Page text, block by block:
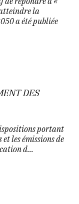
la
a été publiée
DES
portant
les émissions de
d...